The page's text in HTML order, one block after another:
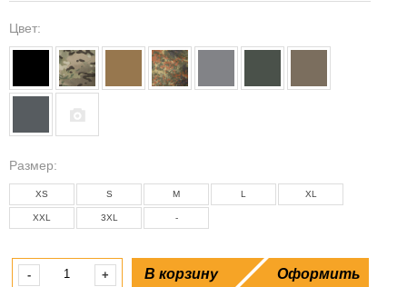
Цвет:
Размeр:
XS S M L XL
XXL 3XL -
- + В корзину Оформить